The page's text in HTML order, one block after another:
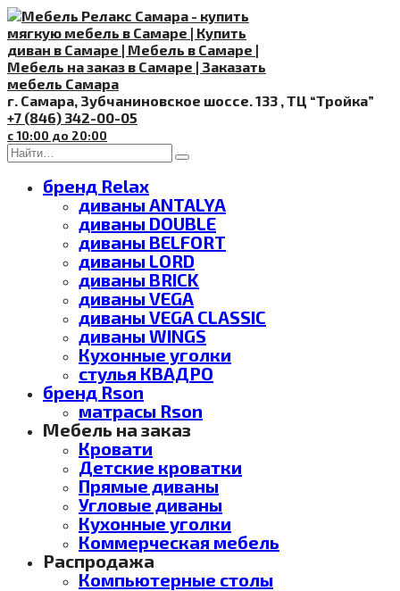
Перейти
к
содержанию
г. Самара, Зубчаниновское шоссе. 133 , ТЦ “Тройка”
+7 (846) 342-00-05
с 10:00 до 20:00
Search
for:
бренд Relax
диваны ANTALYA
диваны DOUBLE
диваны BELFORT
диваны LORD
диваны BRICK
диваны VEGA
диваны VEGA CLASSIC
диваны WINGS
Кухонные уголки
стулья КВАДРО
бренд Rson
матрасы Rson
Мебель на заказ
Кровати
Детские кроватки
Прямые диваны
Угловые диваны
Кухонные уголки
Коммерческая мебель
Распродажа
Компьютерные столы